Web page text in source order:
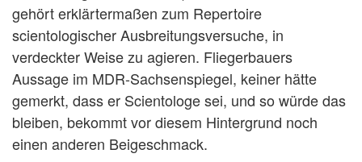
gehört erklärtermaßen zum Repertoire
scientologischer Ausbreitungsversuche, in
verdeckter Weise zu agieren. Fliegerbauers
Aussage im MDR-Sachsenspiegel, keiner hätte
gemerkt, dass er Scientologe sei, und so würde das
bleiben, bekommt vor diesem Hintergrund noch
einen anderen Beigeschmack.